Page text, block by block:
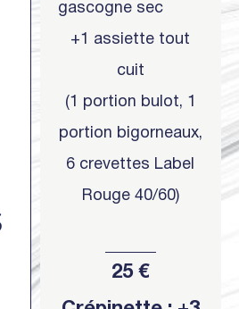
gascogne sec
+1 assiette tout
cuit
(1 portion bulot, 1
portion bigorneaux,
6 crevettes Label
Rouge 40/60)
25 €